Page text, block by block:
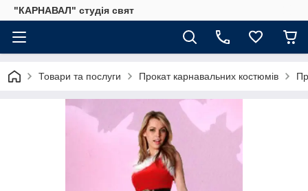
"КАРНАВАЛ" студія свят
Товари та послуги Прокат карнавальних костюмів